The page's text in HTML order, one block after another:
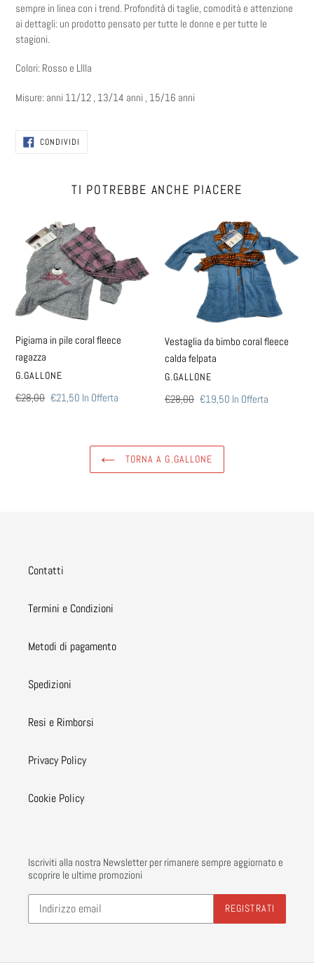
sempre in linea con i trend. Profondità di taglie, comodità e attenzione
ai dettagli: un prodotto pensato per tutte le donne e per tutte le
stagioni.
Colori: Rosso e LIlla
Misure: anni 11/12 , 13/14 anni , 15/16 anni
CONDIVIDI
TI POTREBBE ANCHE PIACERE
Pigiama
pile
coral
fleece
ragazza
Pigiama in pile coral fleece
ragazza
VENDITORE
G.GALLONE
Prezzo
€28,00 Prezzo
€21,50 In Offerta
bimbo
Vestaglia da bimbo coral fleece
calda felpata
VENDITORE
G.GALLONE
Prezzo
€28,00 Prezzo
€19,50 In Offerta
TORNA A G.GALLONE
Contatti
Termini e Condizioni
Metodi di pagamento
Spedizioni
Resi e Rimborsi
Privacy Policy
Cookie Policy
Iscriviti alla nostra Newsletter per rimanere sempre aggiornato e
scoprire le ultime promozioni
REGISTRATI